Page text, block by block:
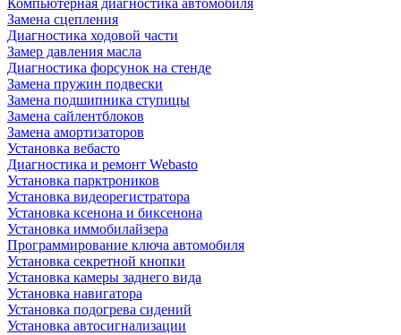
Замена сцепления
Диагностика ходовой части
Замер давления масла
Диагностика форсунок на стенде
Замена пружин подвески
Замена подшипника ступицы
Замена сайлентблоков
Замена амортизаторов
Установка вебасто
Диагностика и ремонт Webasto
Установка парктроников
Установка видеорегистратора
Установка ксенона и биксенона
Установка иммобилайзера
Программирование ключа автомобиля
Установка секретной кнопки
Установка камеры заднего вида
Установка навигатора
Установка подогрева сидений
Установка автосигнализации